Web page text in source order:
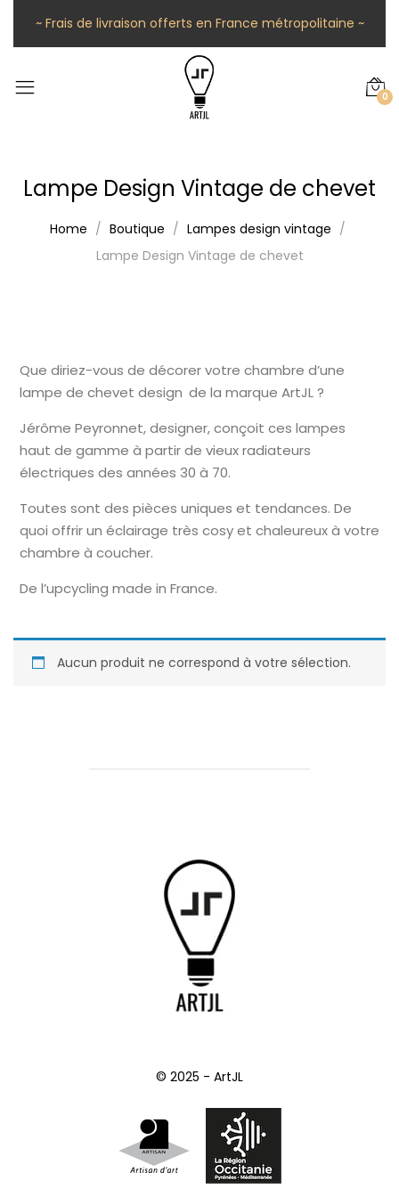
~ Frais de livraison offerts en France métropolitaine ~
0
Lampe Design Vintage de chevet
Home Boutique
Lampes design vintage
Lampe Design Vintage de chevet
Que diriez-vous de décorer votre chambre d’une
lampe de chevet design de la marque ArtJL ?
Jérôme Peyronnet, designer, conçoit ces lampes
haut de gamme à partir de vieux radiateurs
électriques des années 30 à 70.
Toutes sont des pièces uniques et tendances. De
quoi offrir un éclairage très cosy et chaleureux à votre
chambre à coucher.
De l’upcycling made in France.
Aucun produit ne correspond à votre sélection.
© 2025 - ArtJL